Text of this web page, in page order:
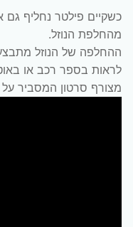
כשקיים פילטר נחליף
מהחלפת הנוזל.
ההחלפה של הנוזל
לראות בספר רכב או
מצורף סרטון המסביר